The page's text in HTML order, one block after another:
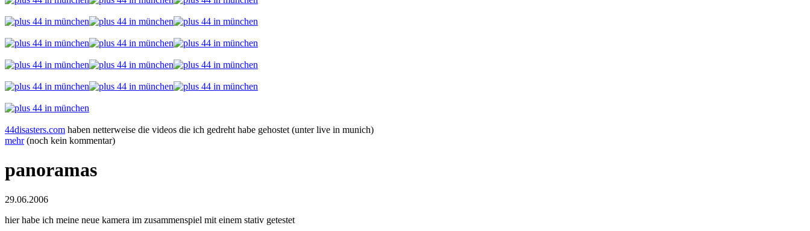
44disasters.com haben netterweise die videos die ich gedreht habe gehostet (unter live in munich)
mehr(noch kein kommentar)
panoramas
29.06.2006
hier habe ich meine neue kamera im zusammenspiel mit einem stativ getestet